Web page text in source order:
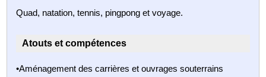
Quad, natation, tennis, pingpong et voyage.
Atouts et compétences
•Aménagement des carrières et ouvrages souterrains